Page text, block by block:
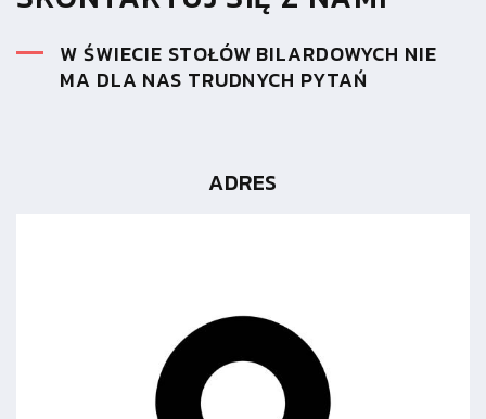
W ŚWIECIE STOŁÓW BILARDOWYCH NIE
MA DLA NAS TRUDNYCH PYTAŃ
ADRES